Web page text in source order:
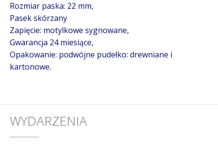
Rozmiar paska: 22 mm,
Pasek skórzany
Zapięcie: motylkowe sygnowane,
Gwarancja 24 miesiące,
Opakowanie: podwójne pudełko: drewniane i
kartonowe.
WYDARZENIA